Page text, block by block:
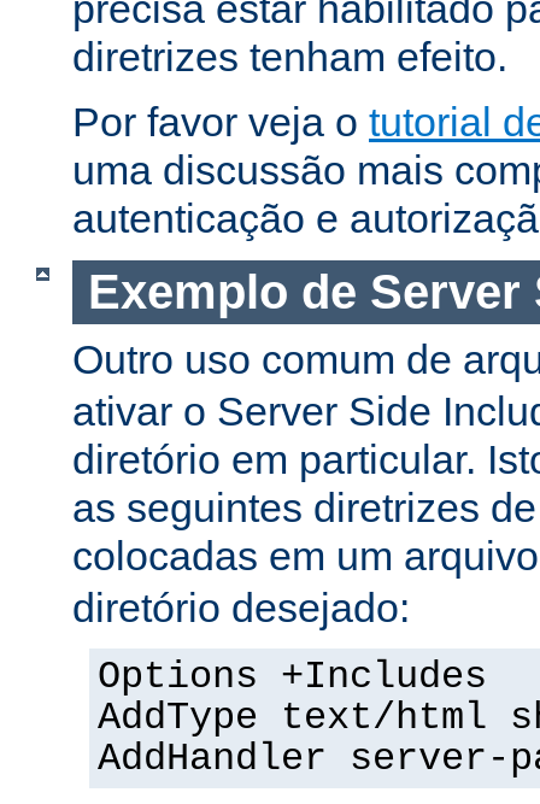
diretrizes tenham efeito.
Por favor veja o tutorial
uma discussão mais
autenticação e
Exemplo de Server
Outro uso comum de
ativar o Server Side
diretório em particular.
as seguintes diretrizes
colocadas em um
diretório desejado:
Options +Includes
AddType text/html
AddHandler server-